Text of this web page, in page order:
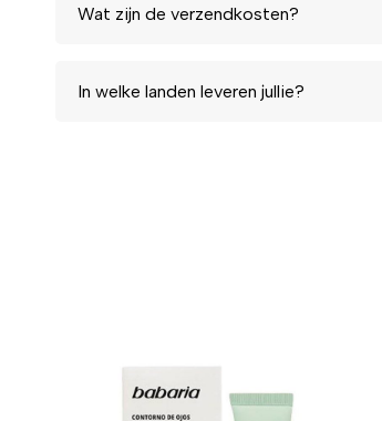
Wat zijn de verzendkosten?
In welke landen leveren jullie?